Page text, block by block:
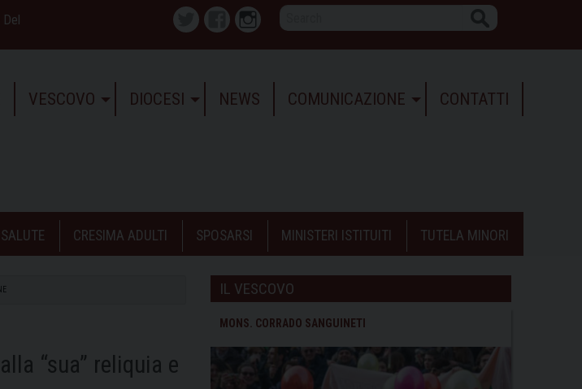
Del
Twitter FacebookInstagram
VESCOVO DIOCESI NEWS COMUNICAZIONE CONTATTI
SALUTE CRESIMA ADULTI SPOSARSI MINISTERI ISTITUITI TUTELA MINORI
“sua” reliquia e
IL VESCOVO
MONS. CORRADO SANGUINETI